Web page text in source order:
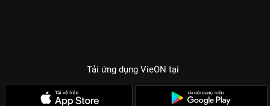
Tải ứng dụng VieON tại